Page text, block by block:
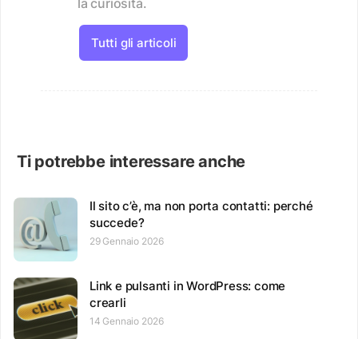
la curiosità.
Tutti gli articoli
Ti potrebbe interessare anche
Il sito c’è, ma non porta contatti: perché
succede?
29 Gennaio 2026
Link e pulsanti in WordPress: come
crearli
14 Gennaio 2026